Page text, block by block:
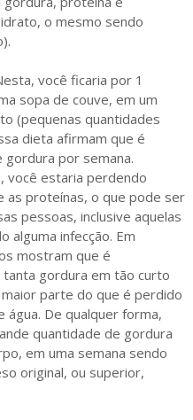
o mesmo sendo
você ficaria por 1
sopa de couve, em um
(pequenas quantidades
dieta afirmam que é
por semana.
você estaria perdendo
as proteínas, o que pode ser
pessoas, inclusive aquelas
alguma infecção. Em
mostram que é
gordura em tão curto
parte do que é perdido
água. De qualquer forma,
quantidade de gordura
em uma semana sendo
original, ou superior,